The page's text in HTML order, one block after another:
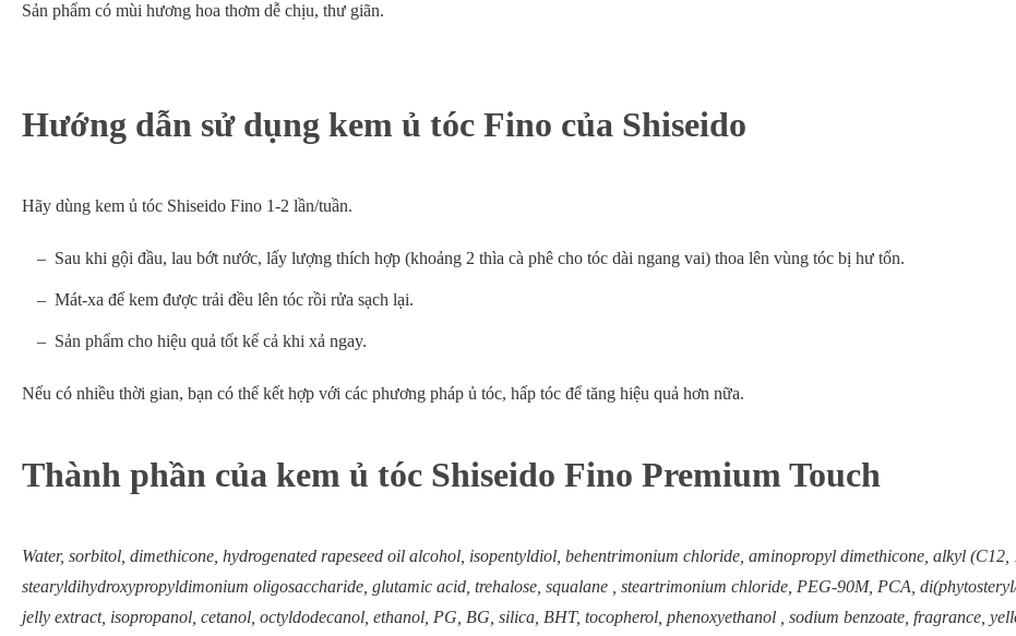
Sản phẩm có mùi hương hoa thơm dễ chịu, thư giãn.
Hướng dẫn sử dụng kem ủ tóc Fino của Shiseido
Hãy dùng kem ủ tóc Shiseido Fino 1-2 lần/tuần.
Sau khi gội đầu, lau bớt nước, lấy lượng thích hợp (khoảng 2 thìa cà phê cho tóc dài ngang vai) thoa lên vùng tóc bị hư tổn.
Mát-xa để kem được trải đều lên tóc rồi rửa sạch lại.
Sản phẩm cho hiệu quả tốt kể cả khi xả ngay.
Nếu có nhiều thời gian, bạn có thể kết hợp với các phương pháp ủ tóc, hấp tóc để tăng hiệu quả hơn nữa.
Thành phần của kem ủ tóc Shiseido Fino Premium Touch
Water, sorbitol, dimethicone, hydrogenated rapeseed oil alcohol, isopentyldiol, behentrimonium chloride, aminopropyl dimethicone, alkyl
stearyldihydroxypropyldimonium oligosaccharide, glutamic acid, trehalose, squalane , steartrimonium chloride, PEG-90M, PCA,
jelly extract, isopropanol, cetanol, octyldodecanol, ethanol, PG, BG, silica, BHT, tocopherol, phenoxyethanol , sodium benzoate, fragrance,